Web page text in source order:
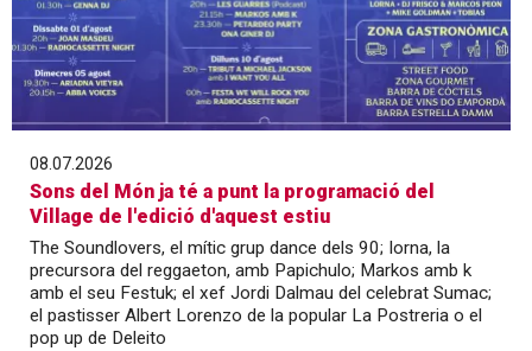
08.07.2026
Sons del Món ja té a punt la programació del
Village de l'edició d'aquest estiu
The Soundlovers, el mític grup dance dels 90; Iorna, la
precursora del reggaeton, amb Papichulo; Markos amb k
amb el seu Festuk; el xef Jordi Dalmau del celebrat Sumac;
el pastisser Albert Lorenzo de la popular La Postreria o el
pop up de Deleito